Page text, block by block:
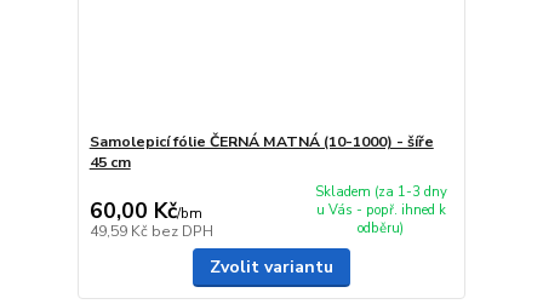
Samolepicí fólie ČERNÁ MATNÁ (10-1000) - šíře
45 cm
60,00 Kč/bm
49,59 Kč bez DPH
Skladem (za 1-3 dny
u Vás - popř. ihned k
odběru)
Zvolit variantu